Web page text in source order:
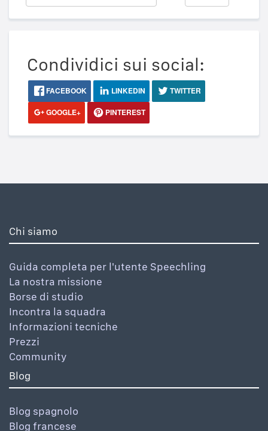
Condividici sui social:
FACEBOOK LINKEDIN
TWITTER
GOOGLE+
PINTEREST
Chi siamo
Guida completa per l'utente Speechling
La nostra missione
Borse di studio
Incontra la squadra
Informazioni tecniche
Prezzi
Community
Blog
Blog spagnolo
Blog francese